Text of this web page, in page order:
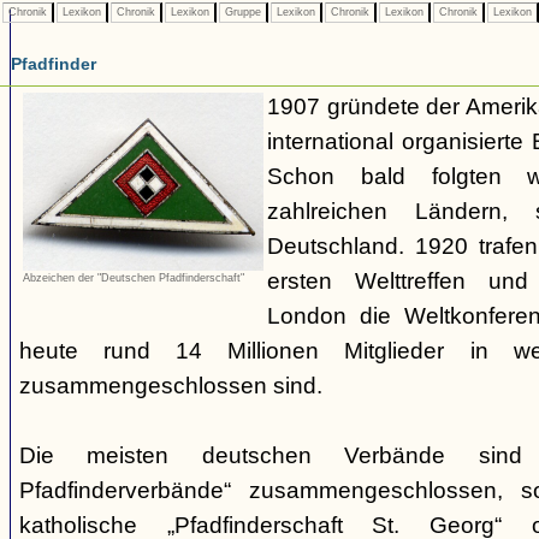
Chronik Lexikon Chronik Lexikon Gruppe Lexikon Chronik Lexikon Chronik Lexikon
Pfadfinder
Abzeichen der "Deutschen Pfadfinderschaft"
1907 gründete der
international organisierte
Schon bald folgten
zahlreichen
Deutschland. 1920
ersten Welttreffen
London die
heute rund 14 Millionen Mitglieder in
zusammengeschlossen sind.
Die meisten deutschen Verbände
Pfadfinderverbände“
katholische „Pfadfinderschaft St.